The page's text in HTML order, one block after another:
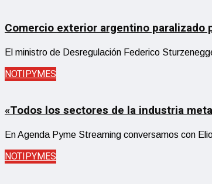
Comercio exterior argentino
El ministro de Desregulación Federico
NOTIPYMES
«Todos los sectores de la industria
En Agenda Pyme Streaming conversamos con
NOTIPYMES